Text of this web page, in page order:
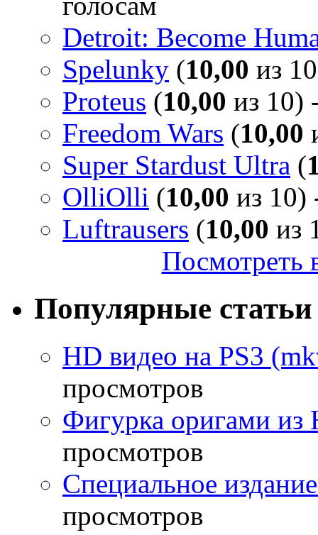
Detroit: Become
Spelunky (10,00 из
Proteus (10,00 из 10)
Freedom Wars (10,00
Super Stardust Ultra (
OlliOlli (10,00 из 10)
Luftrausers (10,00 из
Посмотреть
Популярные статьи
HD видео на PS3
просмотров
Фигурка оригами из
просмотров
Специальное
просмотров